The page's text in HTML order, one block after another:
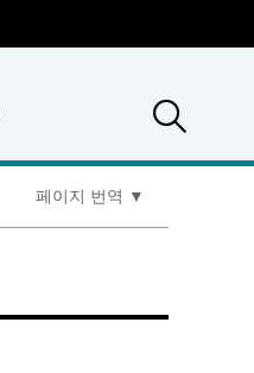
페이지 번역 ▼